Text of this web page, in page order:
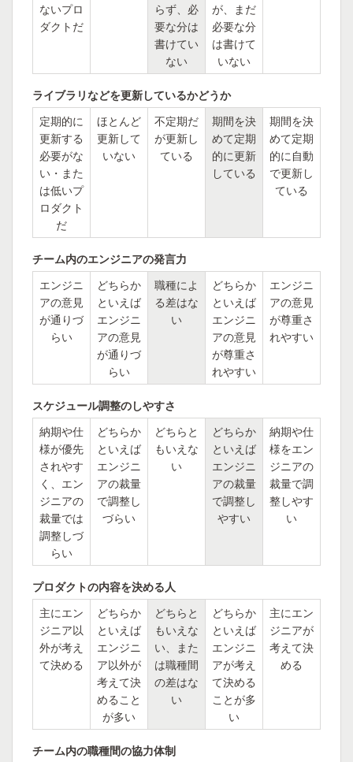
ないプロ
ダクトだ
らず、必
要な分は
書けてい
ない
が、まだ
必要な分
は書けて
いない
ライブラリなどを更新しているかどうか
定期的に
更新する
必要がな
い・また
は低いプ
ロダクト
だ
ほとんど
更新して
いない
不定期だ
が更新し
ている
期間を決
めて定期
的に更新
している
期間を決
めて定期
的に自動
で更新し
ている
チーム内のエンジニアの発言力
エンジニ
アの意見
が通りづ
らい
どちらか
といえば
エンジニ
アの意見
が通りづ
らい
職種によ
る差はな
い
どちらか
といえば
エンジニ
アの意見
が尊重さ
れやすい
エンジニ
アの意見
が尊重さ
れやすい
スケジュール調整のしやすさ
納期や仕
様が優先
されやす
く、エン
ジニアの
裁量では
調整しづ
らい
どちらか
といえば
エンジニ
アの裁量
で調整し
づらい
どちらと
もいえな
い
どちらか
といえば
エンジニ
アの裁量
で調整し
やすい
納期や仕
様をエン
ジニアの
裁量で調
整しやす
い
プロダクトの内容を決める人
主にエン
ジニア以
外が考え
て決める
どちらか
といえば
エンジニ
ア以外が
考えて決
めること
が多い
どちらと
もいえな
い、また
は職種間
の差はな
い
どちらか
といえば
エンジニ
アが考え
て決める
ことが多
い
主にエン
ジニアが
考えて決
める
チーム内の職種間の協力体制